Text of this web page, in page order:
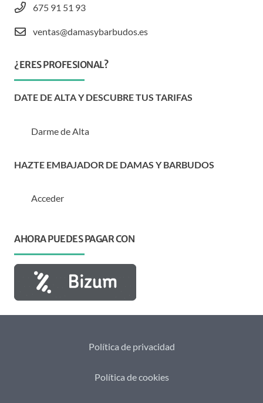
675 91 51 93
ventas@damasybarbudos.es
¿ERES PROFESIONAL?
DATE DE ALTA Y DESCUBRE TUS TARIFAS
Darme de Alta
HAZTE EMBAJADOR DE DAMAS Y BARBUDOS
Acceder
AHORA PUEDES PAGAR CON
Política de privacidad
Política de cookies